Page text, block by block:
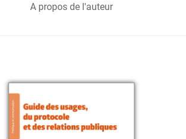
A propos de l'auteur